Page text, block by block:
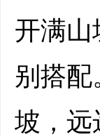
开满山
别搭
坡，远